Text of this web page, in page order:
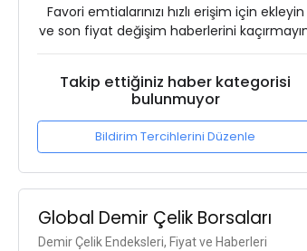
Favori emtialarınızı hızlı erişim için ekleyin
ve son fiyat değişim haberlerini
Takip ettiğiniz haber kategorisi
bulunmuyor
Bildirim Tercihlerini Düzenle
Global Demir Çelik Borsaları
Demir Çelik Endeksleri, Fiyat ve Haberleri